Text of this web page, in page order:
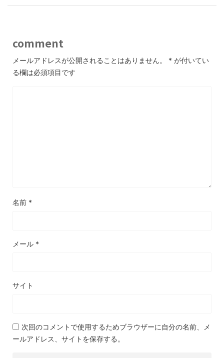
comment
メールアドレスが公開されることはありません。 * が付いてい
る欄は必須項目です
名前 *
メール *
サイト
次回のコメントで使用するためブラウザーに自分の名前、メ
ールアドレス、サイトを保存する。